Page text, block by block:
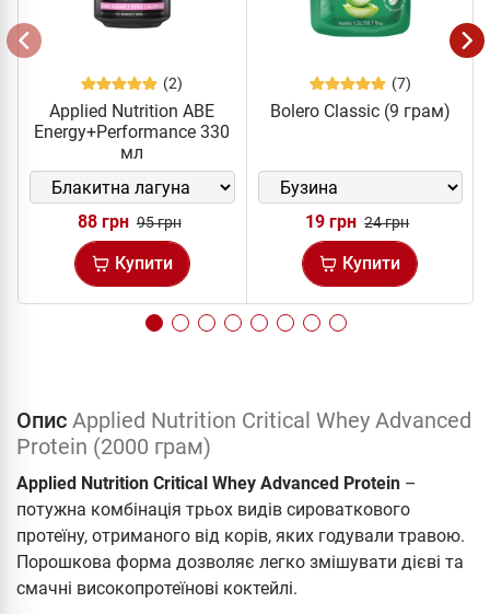
(2)
Applied Nutrition ABE
Energy+Performance 330
мл
88 грн 95 грн
Купити
(7)
Bolero Classic (9 грам)
19 грн 24 грн
Купити
Опис Applied Nutrition Critical Whey Advanced
Protein (2000 грам)
Applied Nutrition Critical Whey Advanced Protein –
потужна комбінація трьох видів сироваткового
протеїну, отриманого від корів, яких годували травою.
Порошкова форма дозволяє легко змішувати дієві та
смачні високопротеїнові коктейлі.